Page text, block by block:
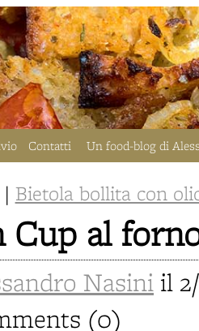
Contatti Un food-blog di
| Bietola bollita con
Cup al
Nasini il
(0)